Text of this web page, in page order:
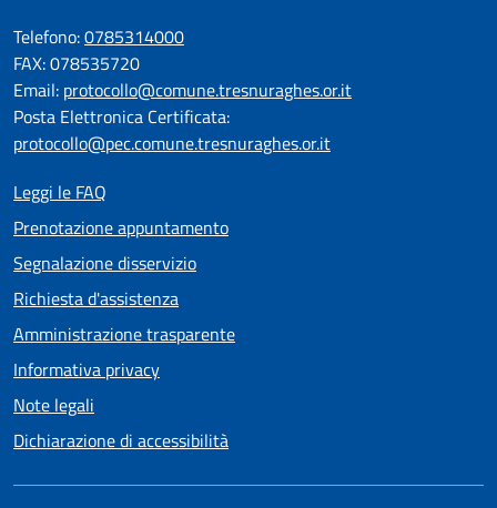
Telefono:0785314000
FAX: 078535720
Email: protocollo@comune.tresnuraghes.or.it
Posta Elettronica Certificata:
protocollo@pec.comune.tresnuraghes.or.it
Leggi le FAQ
Prenotazione appuntamento
Segnalazione disservizio
Richiesta d'assistenza
Amministrazione trasparente
Informativa privacy
Note legali
Dichiarazione di accessibilità